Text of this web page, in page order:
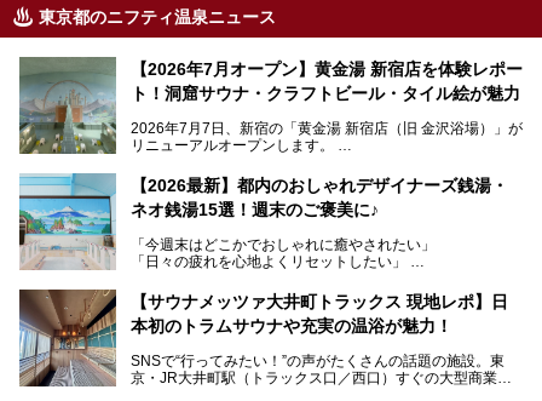
東京都のニフティ温泉ニュース
【2026年7月オープン】黄金湯 新宿店を体験レポー
ト！洞窟サウナ・クラフトビール・タイル絵が魅力
2026年7月7日、新宿の「黄金湯 新宿店（旧 金沢浴場）」が
リニューアルオープンします。
レトロでノスタルジックなタイル絵はそのまま、昔からここ
を知る地元の人にも、新しく足を運んでくれる人にも愛され
る、今の時代の"銭湯"として生まれ変わりました。洞窟のよ
ビアバーなど、新しく登場したスポットも併せて紹介しま
す。充実した設備があるのに、基本の入浴料が銭湯価格の5
【2026最新】都内のおしゃれデザイナーズ銭湯・
ネオ銭湯15選！週末のご褒美に♪
「今週末はどこかでおしゃれに癒やされたい」
「日々の疲れを心地よくリセットしたい」
となっている新しいスタイルの銭湯です。
最近、SNSやメディアで「デザイナーズ銭湯」や「ネオ銭
本記事では、そもそもこれらがどんな銭湯なのか、その気に
【サウナメッツァ大井町トラックス 現地レポ】日
本初のトラムサウナや充実の温浴が魅力！
SNSで“行ってみたい！”の声がたくさんの話題の施設。東
京・JR大井町駅（トラックス口／西口）すぐの大型商業施